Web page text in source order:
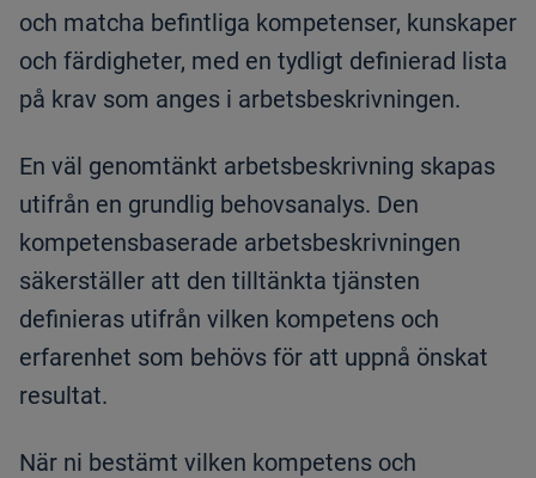
och matcha befintliga kompetenser, kunskaper
och färdigheter, med en tydligt definierad lista
på krav som anges i arbetsbeskrivningen.
En väl genomtänkt arbetsbeskrivning skapas
utifrån en grundlig behovsanalys. Den
kompetensbaserade arbetsbeskrivningen
säkerställer att den tilltänkta tjänsten
definieras utifrån vilken kompetens och
erfarenhet som behövs för att uppnå önskat
resultat.
När ni bestämt vilken kompetens och